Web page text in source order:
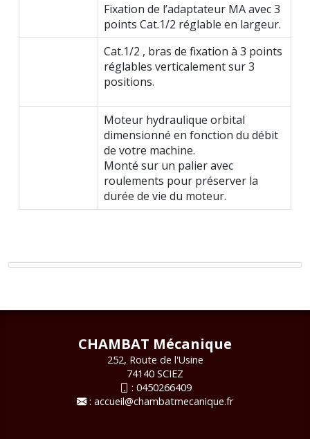
Fixation de l’adaptateur MA avec 3
points Cat.1/2 réglable en largeur.
Cat.1/2 , bras de fixation à 3 points
réglables verticalement sur 3
positions.
Moteur hydraulique orbital
dimensionné en fonction du débit
de votre machine.
Monté sur un palier avec
roulements pour préserver la
durée de vie du moteur.
CHAMBAT Mécanique
252, Route de l'Usine
74140 SCIEZ
: 0450266409
: accueil@chambatmecanique.fr